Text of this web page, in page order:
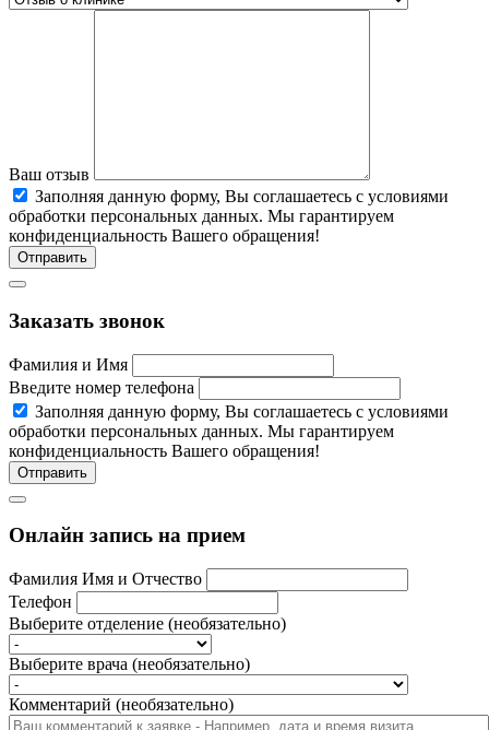
Ваш отзыв
Заполняя данную форму, Вы соглашаетесь c условиями
обработки персональных данных. Мы гарантируем
конфиденциальность Вашего обращения!
Отправить
Заказать звонок
Фамилия и Имя
Введите номер телефона
Заполняя данную форму, Вы соглашаетесь c условиями
обработки персональных данных. Мы гарантируем
конфиденциальность Вашего обращения!
Отправить
Онлайн запись на прием
Фамилия Имя и Отчество
Телефон
Выберите отделение (необязательно)
Выберите врача (необязательно)
Комментарий (необязательно)